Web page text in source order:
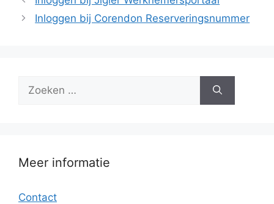
Inloggen bij Corendon Reserveringsnummer
naar:
Meer informatie
Contact